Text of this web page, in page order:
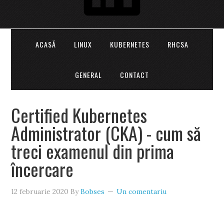
ACASĂ LINUX KUBERNETES RHCSA
GENERAL CONTACT
Certified Kubernetes
Administrator (CKA) - cum să
treci examenul din prima
încercare
12 februarie 2020 ByBobses Un comentariu